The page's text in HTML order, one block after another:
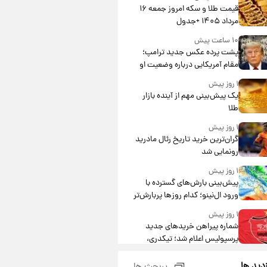
قیمت طلا و سکه امروز جمعه ۱۶
مرداد ۱۴۰۵ +جدول
۱۰ ساعت پیش
پشت پرده عکس جدید ترامپ؛
مقام آمریکایی درباره وضعیت او
چه گفت؟
۱ روز پیش
یک پیش‌بینی مهم از آینده بازار
طلا
۱ روز پیش
گران‌ترین خرید تاریخ رئال مادرید
رونمایی شد
۱ روز پیش
پیش‌بینی بارش‌های گسترده با
ورود ال‌نینو؛ کدام روزها پربارش‌تر
خواهند بود؟
۱ روز پیش
شماره پیراهن خریدهای جدید
پرسپولیس اعلام شد؛ تیکدری،